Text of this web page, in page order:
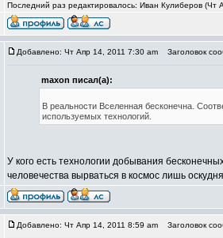
Последний раз редактировалось: Иван Кулиберов (Чт
Добавлено: Чт Апр 14, 2011 7:30 am Заголовок
maxon писал(а):
В реальности Вселенная бесконечна.
используемых технологий.
У кого есть технологии добывания
человечества вырваться в космос лишь
Добавлено: Чт Апр 14, 2011 8:59 am Заголовок